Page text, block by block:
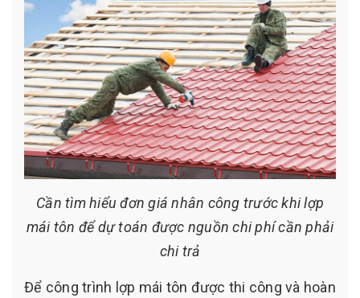
Cần tìm hiểu đơn giá nhân công trước khi lợp
mái tôn để dự toán được nguồn chi phí cần phải
chi trả
Để công trình lợp mái tôn được thi công và hoàn